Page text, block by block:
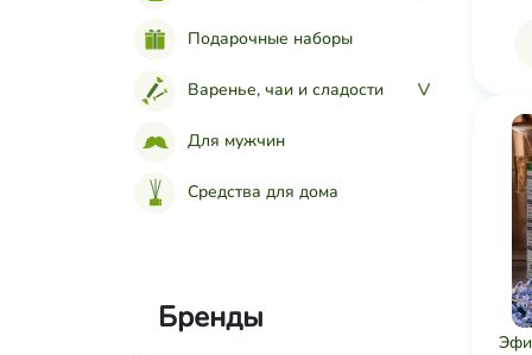
Подарочные наборы
Варенье, чаи и сладости >
Для мужчин
Средства для дома
Бренды